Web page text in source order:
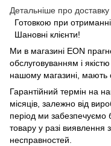
Детальніше про доставку
Готовкою при отриманні
Шановні клієнти!
Ми в магазині EON
обслуговуванням і
нашому магазині, мають
Гарантійний термін на
місяців, залежно від
період ми забезпечуємо
товару у разі виявлення
несправностей.